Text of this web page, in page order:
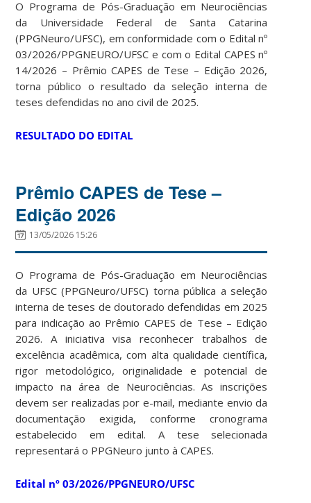
O Programa de Pós-Graduação em Neurociências
da Universidade Federal de Santa Catarina
(PPGNeuro/UFSC), em conformidade com o Edital nº
03/2026/PPGNEURO/UFSC e com o Edital CAPES nº
14/2026 – Prêmio CAPES de Tese – Edição 2026,
torna público o resultado da seleção interna de
teses defendidas no ano civil de 2025.
RESULTADO DO EDITAL
Prêmio CAPES de Tese –
Edição 2026
13/05/2026 15:26
O Programa de Pós-Graduação em Neurociências
da UFSC (PPGNeuro/UFSC) torna pública a seleção
interna de teses de doutorado defendidas em 2025
para indicação ao Prêmio CAPES de Tese – Edição
2026. A iniciativa visa reconhecer trabalhos de
excelência acadêmica, com alta qualidade científica,
rigor metodológico, originalidade e potencial de
impacto na área de Neurociências. As inscrições
devem ser realizadas por e-mail, mediante envio da
documentação exigida, conforme cronograma
estabelecido em edital. A tese selecionada
representará o PPGNeuro junto à CAPES.
Edital nº 03/2026/PPGNEURO/UFSC